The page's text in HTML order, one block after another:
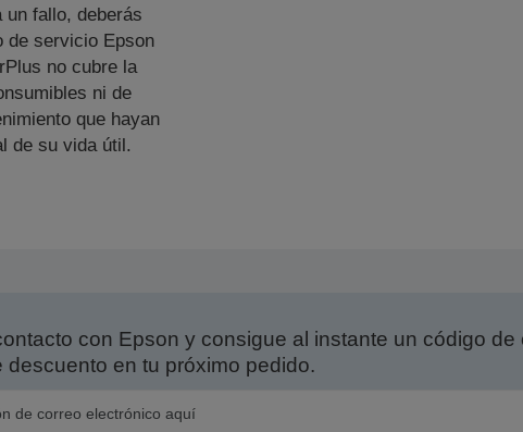
un fallo, deberás
de servicio Epson
no cubre la
ni de
que hayan
de su vida útil.
con Epson y consigue al instante un código de
en tu próximo pedido.